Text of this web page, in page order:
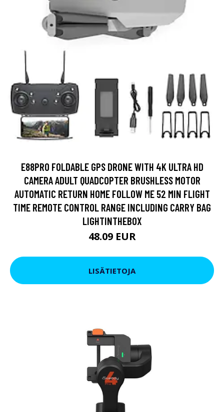
E88PRO FOLDABLE GPS DRONE WITH 4K ULTRA HD
CAMERA ADULT QUADCOPTER BRUSHLESS MOTOR
AUTOMATIC RETURN HOME FOLLOW ME 52 MIN FLIGHT
TIME REMOTE CONTROL RANGE INCLUDING CARRY BAG
LIGHTINTHEBOX
48.09 EUR
LISÄTIETOJA